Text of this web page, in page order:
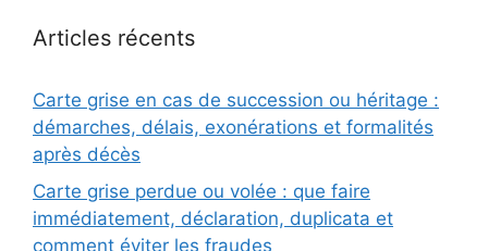
Articles récents
Carte grise en cas de succession ou héritage :
démarches, délais, exonérations et formalités
après décès
Carte grise perdue ou volée : que faire
immédiatement, déclaration, duplicata et
comment éviter les fraudes